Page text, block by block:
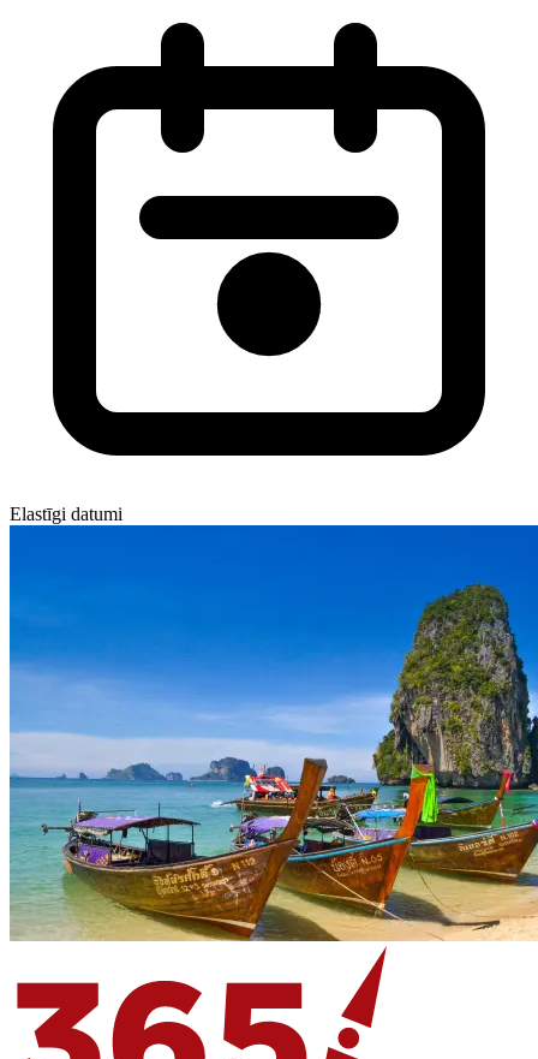
Elastīgi datumi